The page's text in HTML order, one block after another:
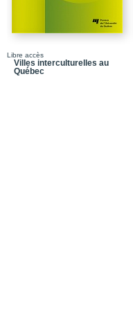
Libre accès
Villes interculturelles au
Québec